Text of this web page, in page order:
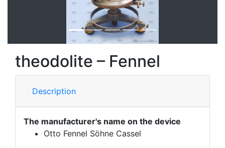
theodolite – Fennel
Description
The manufacturer's name on the device
Otto Fennel Söhne Cassel